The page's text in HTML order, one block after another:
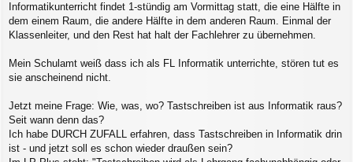
Informatikunterricht findet 1-stündig am Vormittag statt, die eine Hälfte in
dem einem Raum, die andere Hälfte in dem anderen Raum. Einmal der
Klassenleiter, und den Rest hat halt der Fachlehrer zu übernehmen.
Mein Schulamt weiß dass ich als FL Informatik unterrichte, stören tut es
sie anscheinend nicht.
Jetzt meine Frage: Wie, was, wo? Tastschreiben ist aus Informatik raus?
Seit wann denn das?
Ich habe DURCH ZUFALL erfahren, dass Tastschreiben in Informatik drin
ist - und jetzt soll es schon wieder draußen sein?